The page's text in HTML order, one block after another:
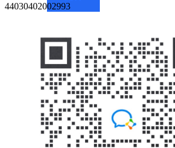
44030402002993